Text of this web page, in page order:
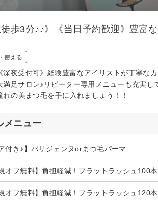
徒歩3分♪♪》《当日予約歓迎》豊
使える
深夜受付可》経験豊富なアイリストが丁寧
満足サロン♪リピーター専用メニューも充実
れの美まつ毛を手に入れましょう！！
メニュー
付き♪】パリジェンヌorまつ毛パーマ
規オフ無料】負担軽減！フラットラッシュ100
規オフ無料】負担軽減！フラットラッシュ120